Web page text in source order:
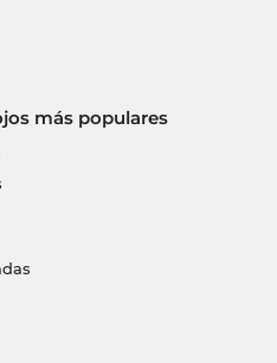
más populares